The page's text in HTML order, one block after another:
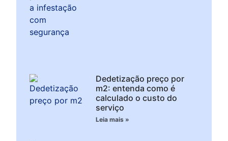
Dedetização preço por
m2: entenda como é
calculado o custo do
serviço
Leia mais »